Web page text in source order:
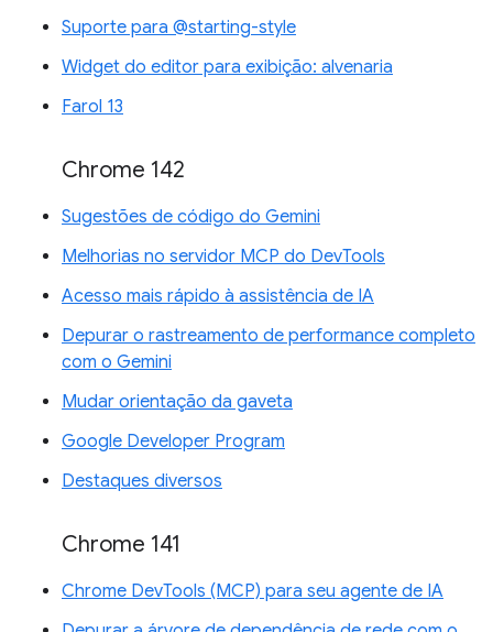
Suporte para @starting-style
Widget do editor para exibição: alvenaria
Farol 13
Chrome 142
Sugestões de código do Gemini
Melhorias no servidor MCP do DevTools
Acesso mais rápido à assistência de IA
Depurar o rastreamento de performance completo
com o Gemini
Mudar orientação da gaveta
Google Developer Program
Destaques diversos
Chrome 141
Chrome DevTools (MCP) para seu agente de IA